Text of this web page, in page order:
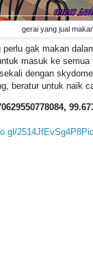
gerai yang jual
perlu gak makan
masuk ke
dengan
beratur untuk naik